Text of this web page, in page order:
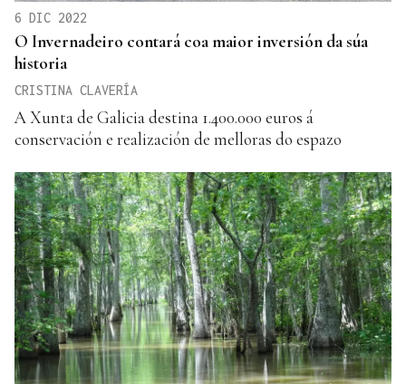
6 DIC 2022
O Invernadeiro contará coa maior inversión da súa
historia
CRISTINA CLAVERÍA
A Xunta de Galicia destina 1.400.000 euros á
conservación e realización de melloras do espazo